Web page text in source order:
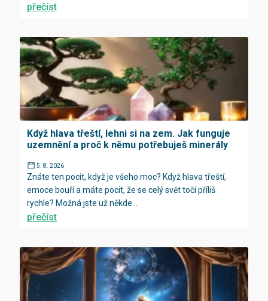
přečíst
Když hlava třeští, lehni si na zem. Jak funguje
uzemnění a proč k němu potřebuješ minerály
5. 8. 2026
Znáte ten pocit, když je všeho moc? Když hlava třeští,
emoce bouří a máte pocit, že se celý svět točí příliš
rychle? Možná jste už někde...
přečíst